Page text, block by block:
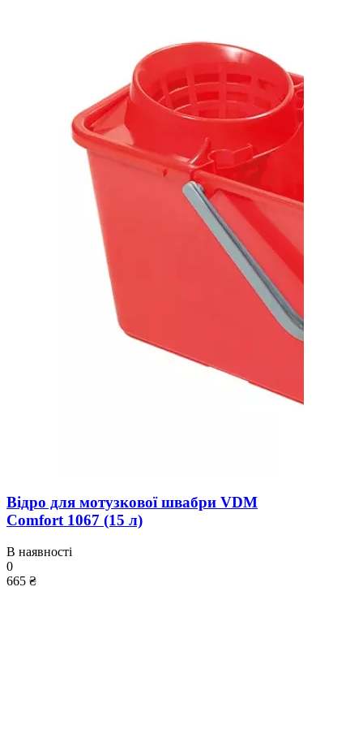
Відро для мотузкової швабри VDM
Comfort 1067 (15 л)
В наявності
0
665 ₴